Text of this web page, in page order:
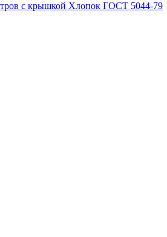
с крышкой Хлопок ГОСТ 5044-79